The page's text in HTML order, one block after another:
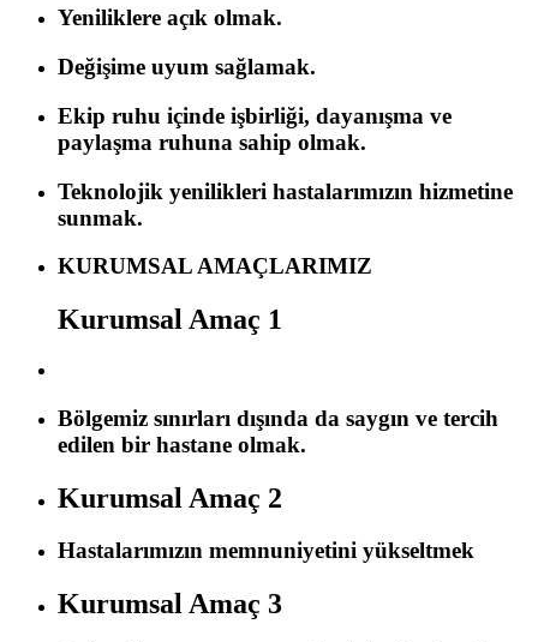
Yeniliklere açık olmak.
Değişime uyum sağlamak.
Ekip ruhu içinde işbirliği, dayanışma ve
paylaşma ruhuna sahip olmak.
Teknolojik yenilikleri hastalarımızın hizmetine
sunmak.
KURUMSAL AMAÇLARIMIZ
Kurumsal Amaç 1
Bölgemiz sınırları dışında da saygın ve tercih
edilen bir hastane olmak.
Kurumsal Amaç 2
Hastalarımızın memnuniyetini yükseltmek
Kurumsal Amaç 3